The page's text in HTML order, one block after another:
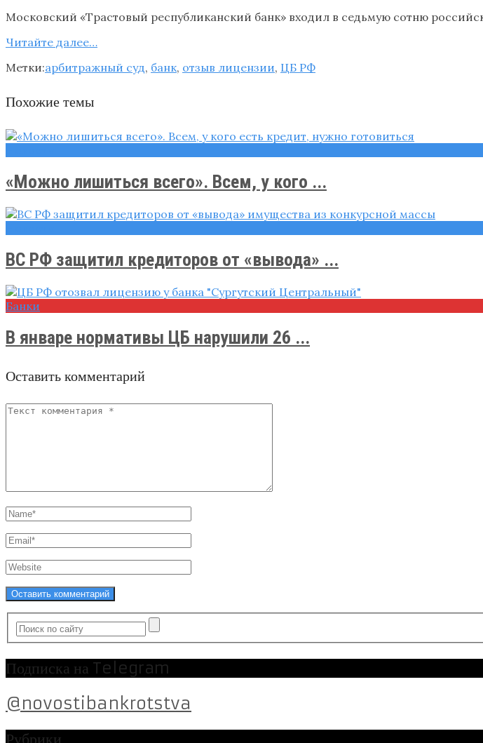
Московский «Трастовый республиканский банк» входил в седьмую сотню
Читайте далее…
Метки:арбитражный суд, банк, отзыв лицензии, ЦБ РФ
Похожие темы
«Можно лишиться всего». Всем, у кого ...
ВС РФ защитил кредиторов от «вывода» ...
Банки
В январе нормативы ЦБ нарушили 26 ...
Оставить комментарий
Подписка на Telegram
@novostibankrotstva